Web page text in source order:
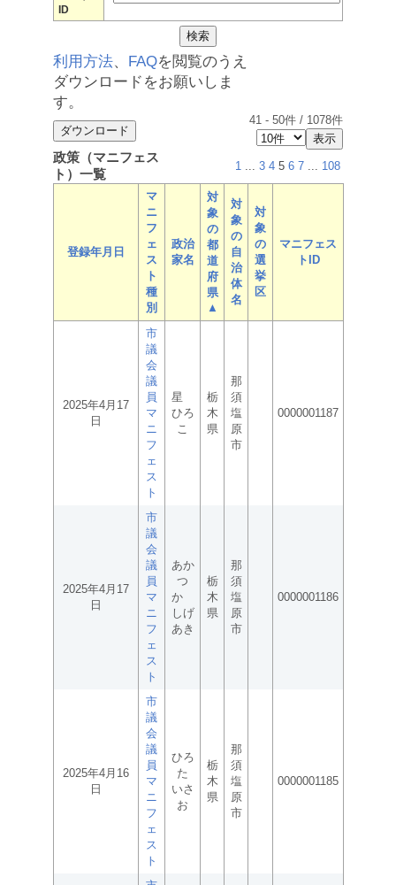
ID
利用方法、 FAQを閲覧のうえ
ダウンロードをお願いしま
す。
41 - 50件 / 1078件
政策（マニフェス
ト）一覧
1 ... 3 4 5 6 7 ... 108
登録年月日
マ
ニ
フ
ェ
ス
ト
種
別
政治
家名
対
象
の
都
道
府
県
▲
対
象
の
自
治
体
名
対
象
の
選
挙
区
マニフェス
トID
2025年4月17
日
市
議
会
議
員
マ
ニ
フ
ェ
ス
ト
星
ひろ
こ
栃
木
県
那
須
塩
原
市
0000001187
2025年4月17
日
市
議
会
議
員
マ
ニ
フ
ェ
ス
ト
あか
つ
か
しげ
あき
栃
木
県
那
須
塩
原
市
0000001186
2025年4月16
日
市
議
会
議
員
マ
ニ
フ
ェ
ス
ト
ひろ
た
いさ
お
栃
木
県
那
須
塩
原
市
0000001185